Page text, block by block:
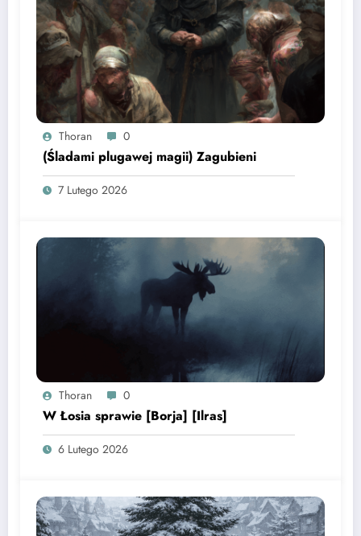
Thoran 0
(Śladami plugawej magii) Zagubieni
7 Lutego 2026
Thoran 0
W Łosia sprawie [Borja] [Ilras]
6 Lutego 2026